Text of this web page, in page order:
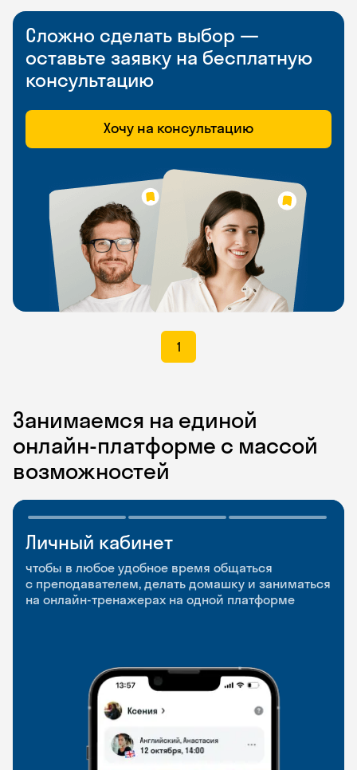
Сложно сделать выбор —
оставьте заявку на бесплатную
консультацию
Хочу на консультацию
1
Занимаемся на единой
онлайн-платформе с массой
возможностей
Личный кабинет
чтобы в любое удобное время общаться
с преподавателем, делать домашку и заниматься
на онлайн-тренажерах на одной платформе
Мобильное
приложение
чтобы заниматься и изучать новые слова где
и когда удобно
Разговорные клубы
и Talks
Групповые занятия для разговорной практики
и индивидуальные встречи с преподавателями